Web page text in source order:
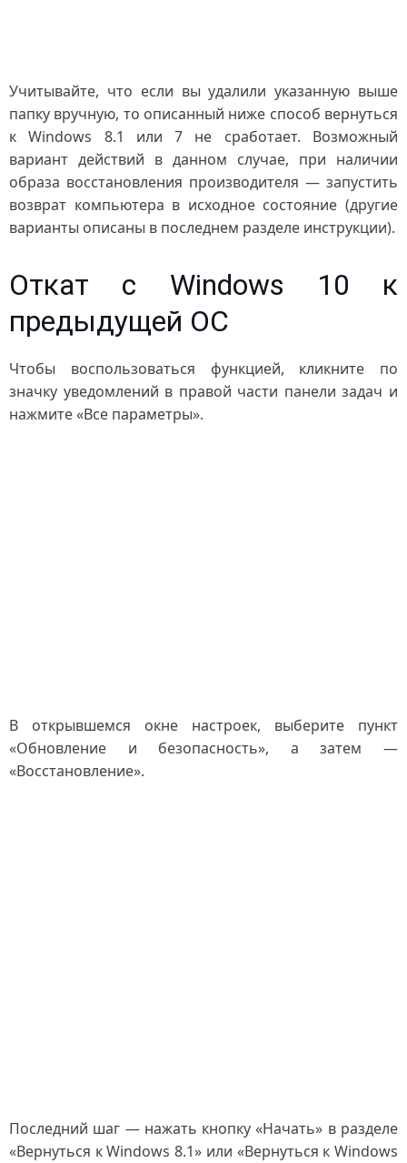
Учитывайте, что если вы удалили указанную выше
папку вручную, то описанный ниже способ вернуться
к Windows 8.1 или 7 не сработает. Возможный
вариант действий в данном случае, при наличии
образа восстановления производителя — запустить
возврат компьютера в исходное состояние (другие
варианты описаны в последнем разделе инструкции).
Откат с Windows 10 к
предыдущей ОС
Чтобы воспользоваться функцией, кликните по
значку уведомлений в правой части панели задач и
нажмите «Все параметры».
В открывшемся окне настроек, выберите пункт
«Обновление и безопасность», а затем —
«Восстановление».
Последний шаг — нажать кнопку «Начать» в разделе
«Вернуться к Windows 8.1» или «Вернуться к Windows